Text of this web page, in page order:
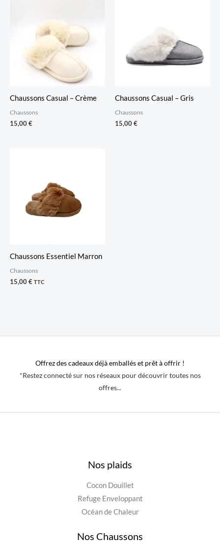
Chaussons Casual – Crème
Chaussons
15,00€
Chaussons Casual – Gris
Chaussons
15,00€
Chaussons Essentiel Marron
Chaussons
15,00€ TTC
Offrez des cadeaux déjà emballés et prêt à offrir !
*Restez connecté sur nos réseaux pour découvrir toutes nos
offres...
Nos plaids
Cocon Douillet
Refuge Enveloppant
Océan de Chaleur
Nos Chaussons